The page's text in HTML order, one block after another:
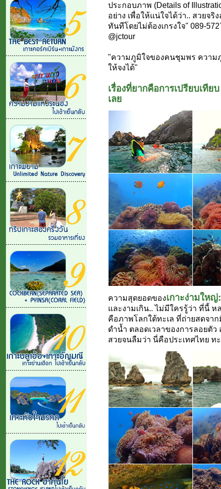
ประกอบภาพ (Details of
อย่าง เพื่อให้แน่ใจได้ว่า.. สวยจ
ทันทีโดยไม่ต้องเกรงใจ" 089-
@jctour
"ความภูมิใจของคนชุมพร ความ
ให้จงได้"
เรื่องที่ยากคือการเปรียบเทีย
เลย
ความสุดยอดของเกาะง่ามใหญ่:
และงามเกิน.. ไม่มีใครรู้ว่า ที่นี้ ห
คือภาพโลกใต้ทะเล ที่ถ่ายสดจา
ดำน้ำ ตลอดเวลาของการลอยตั
สวยจนลืมว่า นี่คือประเทศไทย ท